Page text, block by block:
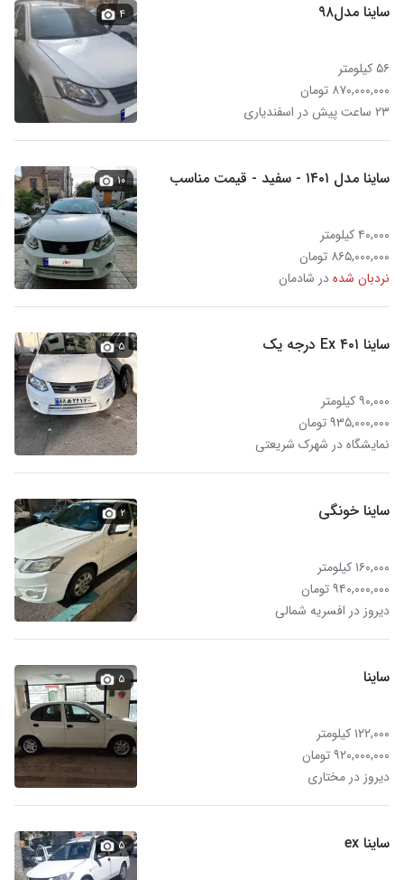
ساینا مدل۹۸
۵۶ کیلومتر
۸۷۰,۰۰۰,۰۰۰ تومان
۲۳ ساعت پیش در اسفندیاری
۴
ساینا مدل ۱۴۰۱ - سفید - قیمت مناسب
۴۰,۰۰۰ کیلومتر
۸۶۵,۰۰۰,۰۰۰ تومان
نردبان شدهدر شادمان
۱۰
ساینا Ex ۴۰۱ درجه یک
۹۰,۰۰۰ کیلومتر
۹۳۵,۰۰۰,۰۰۰ تومان
نمایشگاه در شهرک شریعتی
۵
ساینا خونگی
۱۶۰,۰۰۰ کیلومتر
۹۴۰,۰۰۰,۰۰۰ تومان
دیروز در افسریه شمالی
۲
ساینا
۱۲۲,۰۰۰ کیلومتر
۹۲۰,۰۰۰,۰۰۰ تومان
دیروز در مختاری
۵
ساینا ex ۵